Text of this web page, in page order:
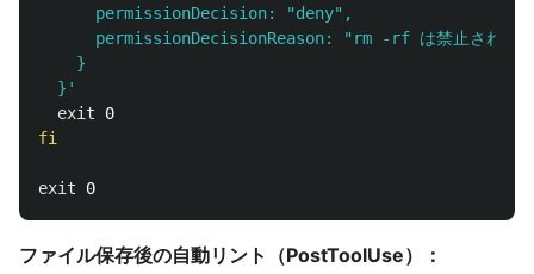
      permissionDecision: "deny",
permissionDecisionReason: "rm -rf は禁止されて
    }
  }'
exit
fi
exit
ファイル保存後の自動リント（PostToolUse）：